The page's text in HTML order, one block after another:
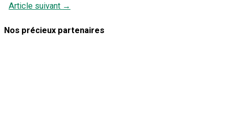
Article suivant →
Nos précieux partenaires